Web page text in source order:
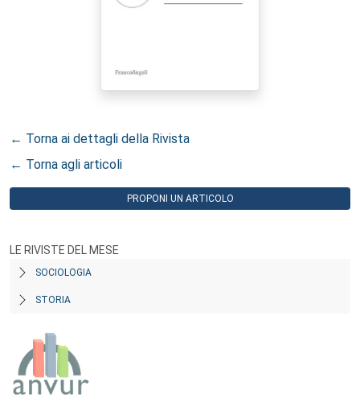
← Torna ai dettagli della Rivista
← Torna agli articoli
PROPONI UN ARTICOLO
LE RIVISTE DEL MESE
SOCIOLOGIA
STORIA